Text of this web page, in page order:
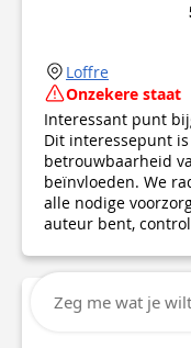
Loffre
Onzekere staat
Interessant punt
Dit interessepunt
betrouwbaarheid
beïnvloeden. We
alle nodige
auteur bent,
Zeg me wat je